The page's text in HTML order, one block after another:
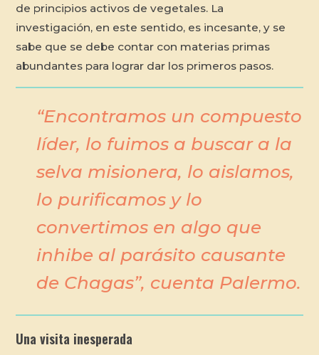
de principios activos de vegetales. La
investigación, en este sentido, es incesante, y se
sabe que se debe contar con materias primas
abundantes para lograr dar los primeros pasos.
“Encontramos un compuesto
líder, lo fuimos a buscar a la
selva misionera, lo aislamos,
lo purificamos y lo
convertimos en algo que
inhibe al parásito causante
de Chagas”, cuenta Palermo.
Una visita inesperada